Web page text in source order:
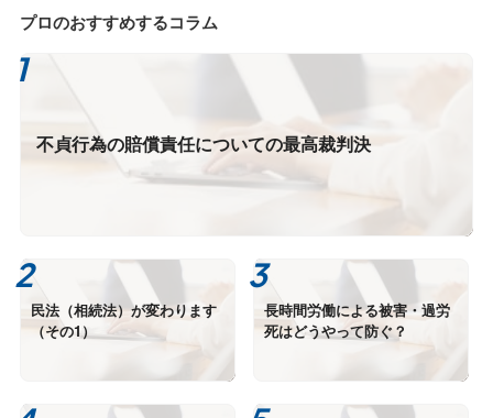
プロのおすすめするコラム
不貞行為の賠償責任についての最高裁判決
民法（相続法）が変わります
（その1）
長時間労働による被害・過労
死はどうやって防ぐ？